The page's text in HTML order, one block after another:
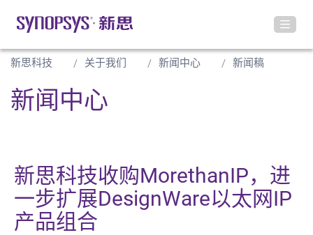
新思科技 关于我们 新闻中心 新闻稿
新闻中心
新思科技收购MorethanIP，进
一步扩展DesignWare以太网IP
产品组合